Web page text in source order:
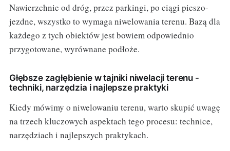
Nawierzchnie od dróg, przez parkingi, po ciągi pieszo-
jezdne, wszystko to wymaga niwelowania terenu. Bazą dla
każdego z tych obiektów jest bowiem odpowiednio
przygotowane, wyrównane podłoże.
Głębsze zagłębienie w tajniki niwelacji terenu -
techniki, narzędzia i najlepsze praktyki
Kiedy mówimy o niwelowaniu terenu, warto skupić uwagę
na trzech kluczowych aspektach tego procesu: technice,
narzędziach i najlepszych praktykach.